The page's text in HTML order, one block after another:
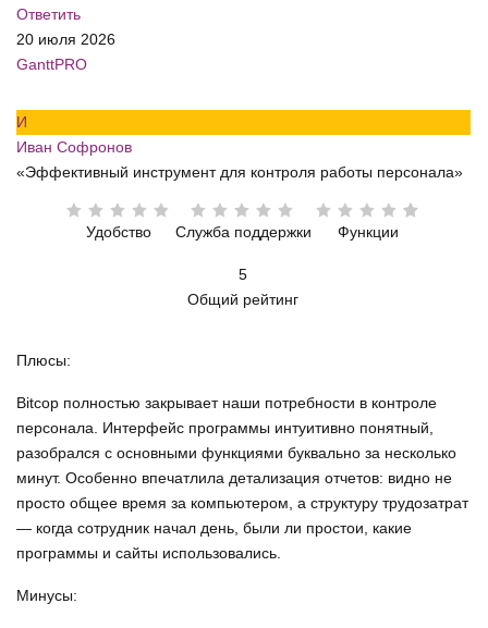
Ответить
20 июля 2026
GanttPRO
И
Иван Софронов
«Эффективный инструмент для контроля работы персонала»
Удобство Служба поддержки Функции
5
Общий рейтинг
Плюсы:
Bitcop полностью закрывает наши потребности в контроле
персонала. Интерфейс программы интуитивно понятный,
разобрался с основными функциями буквально за несколько
минут. Особенно впечатлила детализация отчетов: видно не
просто общее время за компьютером, а структуру трудозатрат
— когда сотрудник начал день, были ли простои, какие
программы и сайты использовались.
Минусы: